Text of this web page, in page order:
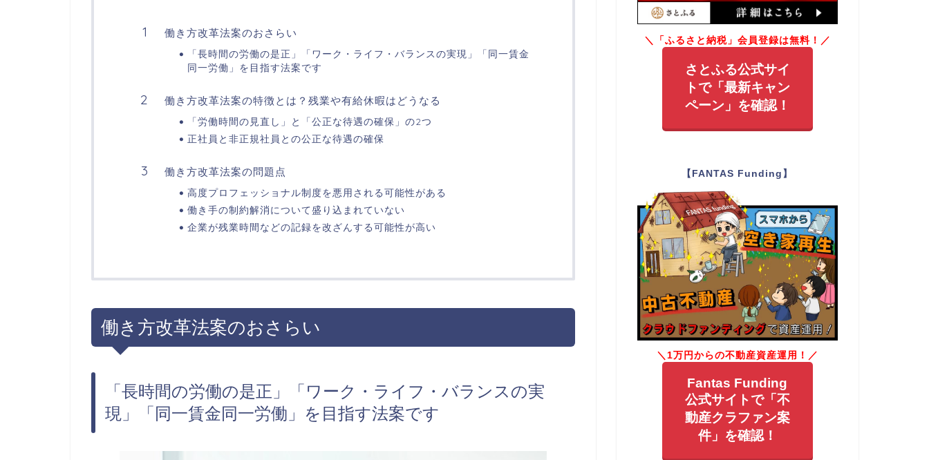
働き方改革法案のおさらい
「長時間の労働の是正」「ワーク・ライフ・バランスの実現」「同一賃金
同一労働」を目指す法案です
働き方改革法案の特徴とは？残業や有給休暇はどうなる
「労働時間の見直し」と「公正な待遇の確保」の2つ
正社員と非正規社員との公正な待遇の確保
働き方改革法案の問題点
高度プロフェッショナル制度を悪用される可能性がある
働き手の制約解消について盛り込まれていない
企業が残業時間などの記録を改ざんする可能性が高い
働き方改革法案のおさらい
「長時間の労働の是正」「ワーク・ライフ・バランスの実
現」「同一賃金同一労働」を目指す法案です
＼「ふるさと納税」会員登録は無料！／
さとふる公式サイ
トで「最新キャン
ペーン」を確認！
【FANTAS Funding】
＼1万円からの不動産資産運用！／
Fantas Funding
公式サイトで「不
動産クラファン案
件」を確認！